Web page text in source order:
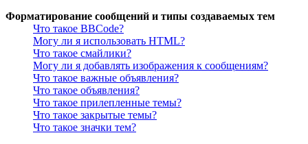
Форматирование сообщений и типы создаваемых тем
Что такое BBCode?
Могу ли я использовать HTML?
Что такое смайлики?
Могу ли я добавлять изображения к сообщениям?
Что такое важные объявления?
Что такое объявления?
Что такое прилепленные темы?
Что такое закрытые темы?
Что такое значки тем?